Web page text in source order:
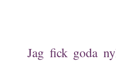
Jag fick goda